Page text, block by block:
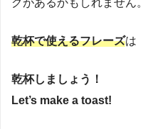
乾杯で使えるフレーズは
乾杯しましょう！
Let’s make a toast!